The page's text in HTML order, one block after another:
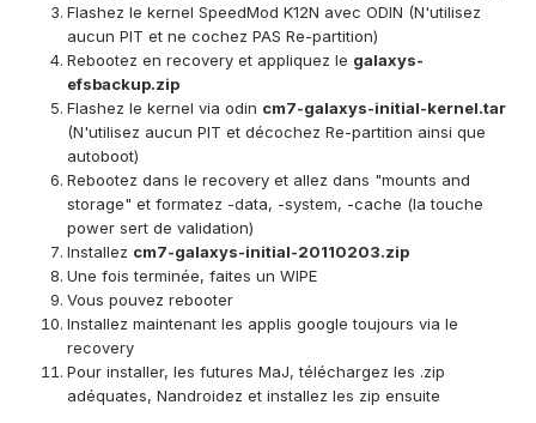
Flashez le kernel SpeedMod K12N avec ODIN (N'utilisez
aucun PIT et ne cochez PAS Re-partition)
Rebootez en recovery et appliquez le galaxys-
efsbackup.zip
Flashez le kernel via odin cm7-galaxys-initial-kernel.tar
(N'utilisez aucun PIT et décochez Re-partition ainsi que
autoboot)
Rebootez dans le recovery et allez dans "mounts and
storage" et formatez -data, -system, -cache (la touche
power sert de validation)
Installez cm7-galaxys-initial-20110203.zip
Une fois terminée, faites un WIPE
Vous pouvez rebooter
Installez maintenant les applis google toujours via le
recovery
Pour installer, les futures MaJ, téléchargez les .zip
adéquates, Nandroidez et installez les zip ensuite